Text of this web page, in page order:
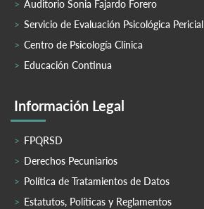
Auditorio Sonia Fajardo Forero
Servicio de Evaluación Psicológica Pericial
Centro de Psicología Clínica
Educación Continua
Información Legal
FPQRSD
Derechos Pecuniarios
Política de Tratamientos de Datos
Estatutos, Políticas y Reglamentos